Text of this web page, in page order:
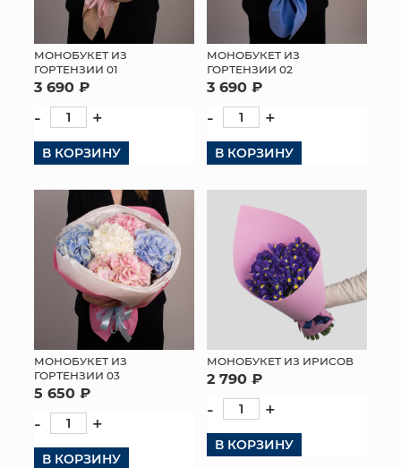
МОНОБУКЕТ ИЗ
ГОРТЕНЗИИ 01
3 690 ₽
- +
В КОРЗИНУ
МОНОБУКЕТ ИЗ
ГОРТЕНЗИИ 02
3 690 ₽
- +
В КОРЗИНУ
МОНОБУКЕТ ИЗ
ГОРТЕНЗИИ 03
5 650 ₽
- +
В КОРЗИНУ
МОНОБУКЕТ ИЗ ИРИСОВ
2 790 ₽
- +
В КОРЗИНУ